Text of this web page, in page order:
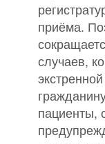
приёма.
случаев,
пациенты,